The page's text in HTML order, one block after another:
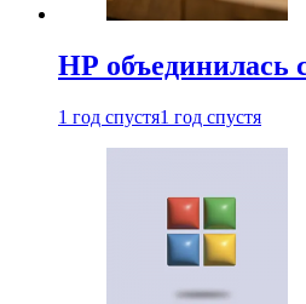
HP
1 год спустя1 год спустя